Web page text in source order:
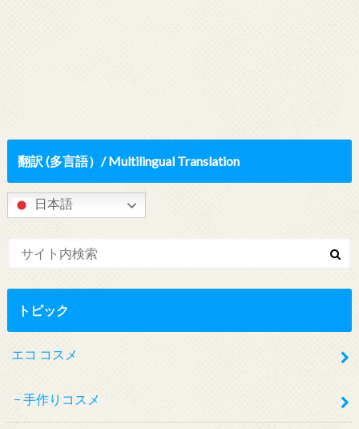
翻訳 (多言語）/ Multilingual Translation
日本語
トピック
エコ コスメ
手作りコスメ